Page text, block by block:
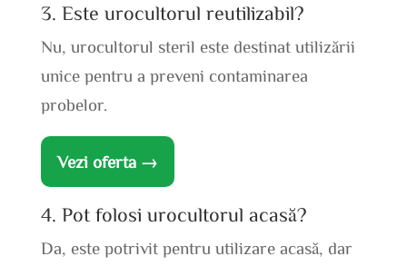
3. Este urocultorul reutilizabil?
Nu, urocultorul steril este destinat utilizării
unice pentru a preveni contaminarea
probelor.
Vezi oferta →
4. Pot folosi urocultorul acasă?
Da, este potrivit pentru utilizare acasă, dar